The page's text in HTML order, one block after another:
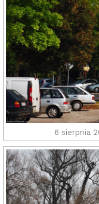
6 sierpnia